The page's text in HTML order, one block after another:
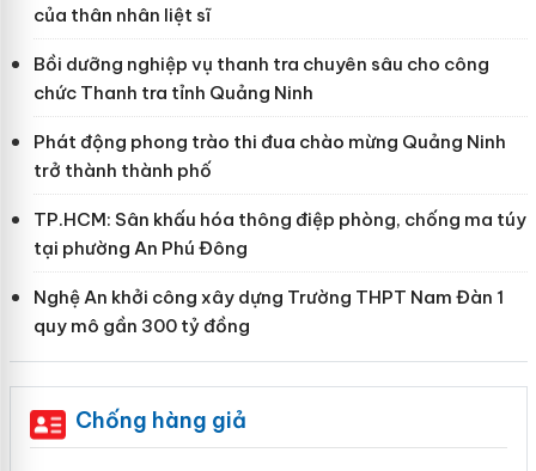
của thân nhân liệt sĩ
Bồi dưỡng nghiệp vụ thanh tra chuyên sâu cho công
chức Thanh tra tỉnh Quảng Ninh
Phát động phong trào thi đua chào mừng Quảng Ninh
trở thành thành phố
TP.HCM: Sân khấu hóa thông điệp phòng, chống ma túy
tại phường An Phú Đông
Nghệ An khởi công xây dựng Trường THPT Nam Đàn 1
quy mô gần 300 tỷ đồng
Chống hàng giả